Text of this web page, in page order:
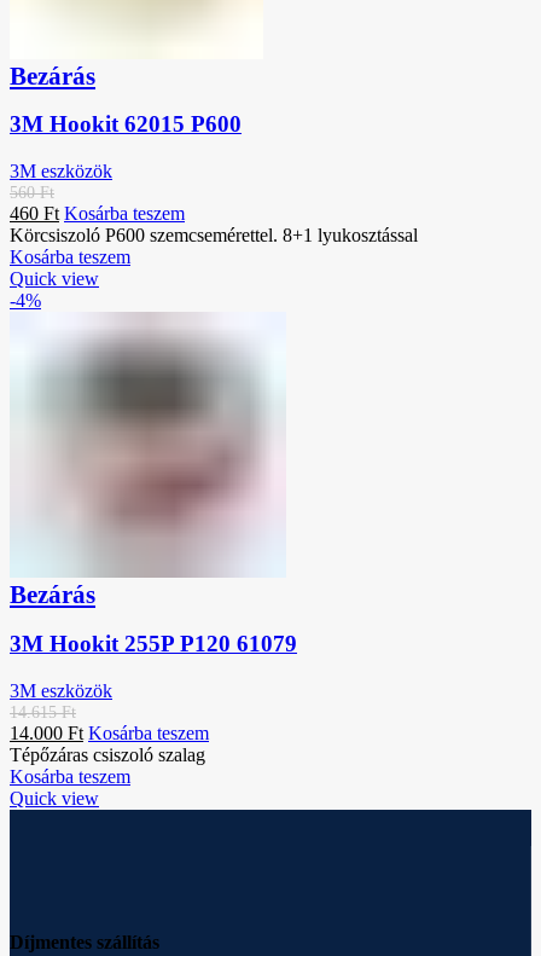
Bezárás
3M Hookit 62015 P600
3M eszközök
560Ft
460 Ft Kosárba teszem
Körcsiszoló P600 szemcsemérettel. 8+1 lyukosztással
Kosárba teszem
Quick view
-4%
Bezárás
3M Hookit 255P P120 61079
3M eszközök
14.615Ft
14.000 Ft Kosárba teszem
Tépőzáras csiszoló szalag
Kosárba teszem
Quick view
Díjmentes szállítás